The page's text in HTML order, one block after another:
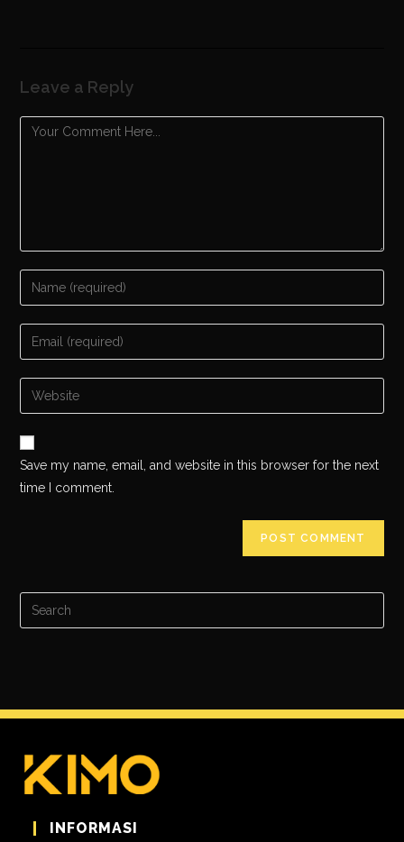
Leave a Reply
Save my name, email, and website in this browser for the next
time I comment.
INFORMASI